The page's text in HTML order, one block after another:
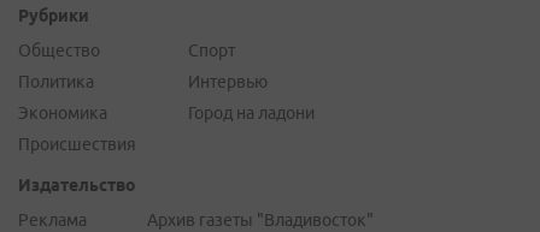
Рубрики
Общество
Политика
Экономика
Происшествия
Спорт
Интервью
Город на ладони
Издательство
Реклама
Архив газеты "Владивосток"